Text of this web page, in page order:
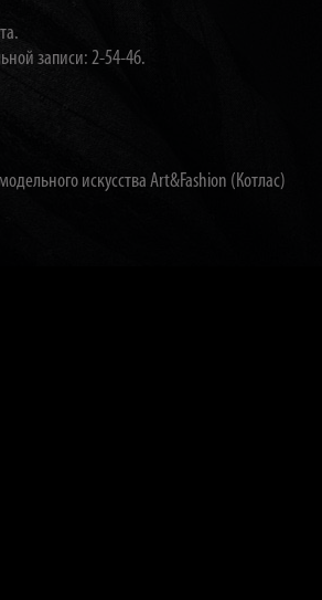
записи: 2-54-46.
искусства Art&Fashion (Котлас)